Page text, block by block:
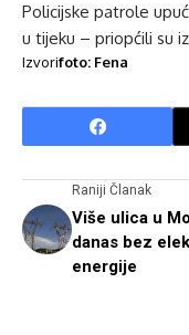
Policijske patrole
u tijeku – priopćili su
Izvorifoto: Fena
Raniji Članak
Više ulica u
danas bez
energije